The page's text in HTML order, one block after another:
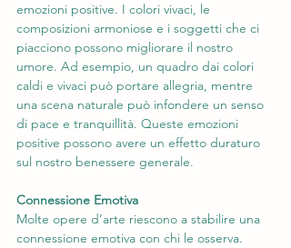
emozioni positive. I colori vivaci, le
composizioni armoniose e i soggetti che ci
piacciono possono migliorare il nostro
umore. Ad esempio, un quadro dai colori
caldi e vivaci può portare allegria, mentre
una scena naturale può infondere un senso
di pace e tranquillità. Queste emozioni
positive possono avere un effetto duraturo
sul nostro benessere generale.
Connessione Emotiva
Molte opere d’arte riescono a stabilire una
connessione emotiva con chi le osserva.